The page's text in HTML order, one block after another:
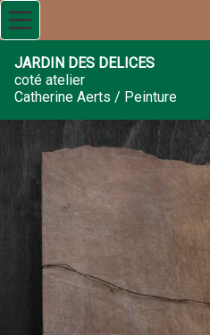
JARDIN DES DELICES
coté atelier
Catherine Aerts / Peinture